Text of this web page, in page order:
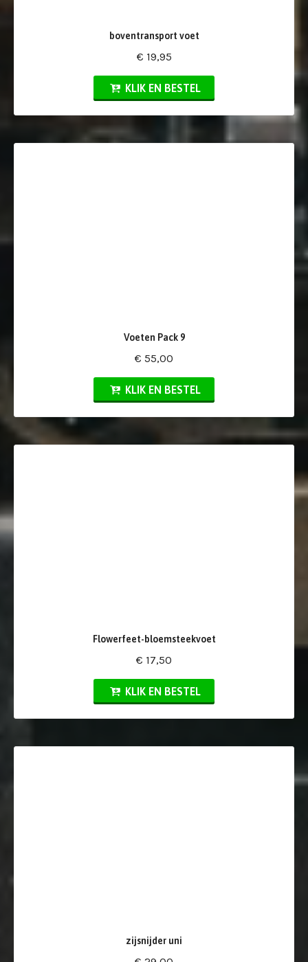
boventransport voet
€ 19,95
KLIK EN BESTEL
Voeten Pack 9
€ 55,00
KLIK EN BESTEL
Flowerfeet-bloemsteekvoet
€ 17,50
KLIK EN BESTEL
zijsnijder uni